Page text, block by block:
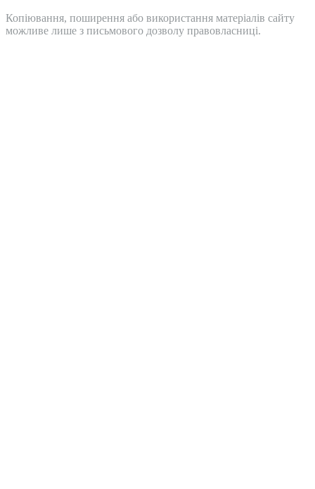
Копіювання, поширення або використання матеріалів сайту
можливе лише з письмового дозволу правовласниці.